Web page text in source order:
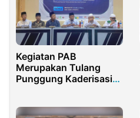
Kegiatan PAB
Merupakan Tulang
Punggung Kaderisasi